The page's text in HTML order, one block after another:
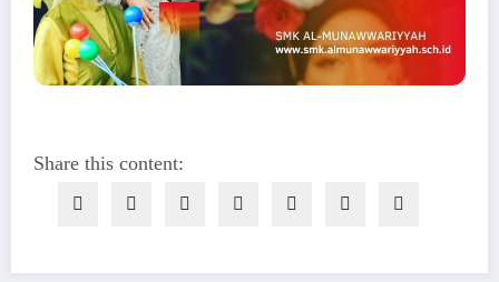
Share this content: